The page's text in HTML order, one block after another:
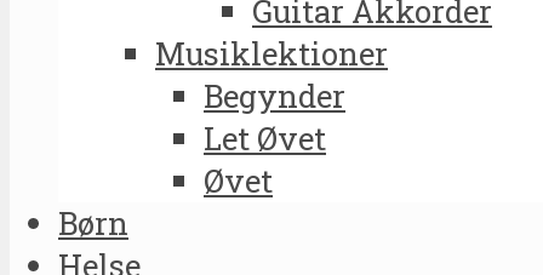
Guitar Akkorder
Musiklektioner
Begynder
Let Øvet
Øvet
Børn
Helse